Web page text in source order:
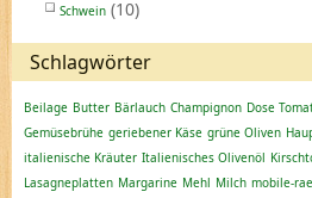
Schwein (10)
Schlagwörter
Beilage Butter Bärlauch Champignon Dose
Gemüsebrühe geriebener Käse grüne Oliven
italienische Kräuter Italienisches Olivenöl
Lasagneplatten Margarine Mehl Milch mobile-